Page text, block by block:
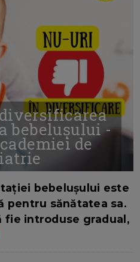
bebelușului -
de
bebelușului este
pentru sănătatea sa.
fie introduse gradual,